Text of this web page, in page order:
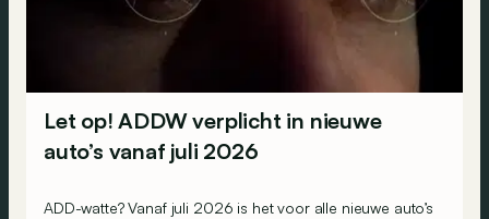
Let op! ADDW verplicht in nieuwe
auto’s vanaf juli 2026
ADD-watte? Vanaf juli 2026 is het voor alle nieuwe auto’s